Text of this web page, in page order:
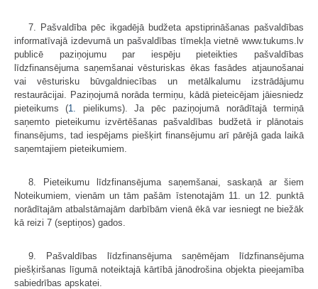
7. Pašvaldība pēc ikgadējā budžeta apstiprināšanas pašvaldības
informatīvajā izdevumā un pašvaldības tīmekļa vietnē www.tukums.lv
publicē paziņojumu par iespēju pieteikties pašvaldības
līdzfinansējuma saņemšanai vēsturiskas ēkas fasādes atjaunošanai
vai vēsturisku būvgaldniecības un metālkalumu izstrādājumu
restaurācijai. Paziņojumā norāda termiņu, kādā pieteicējam jāiesniedz
pieteikums (1.
pielikums). Ja pēc paziņojumā norādītajā termiņā
saņemto pieteikumu izvērtēšanas pašvaldības budžetā ir plānotais
finansējums, tad iespējams piešķirt finansējumu arī pārējā gada laikā
saņemtajiem pieteikumiem.
8. Pieteikumu līdzfinansējuma saņemšanai, saskaņā ar šiem
Noteikumiem, vienām un tām pašām īstenotajām 11. un 12. punktā
norādītajām atbalstāmajām darbībām vienā ēkā var iesniegt ne biežāk
kā reizi 7 (septiņos) gados.
9. Pašvaldības līdzfinansējuma saņēmējam līdzfinansējuma
piešķiršanas līgumā noteiktajā kārtībā jānodrošina objekta pieejamība
sabiedrības apskatei.